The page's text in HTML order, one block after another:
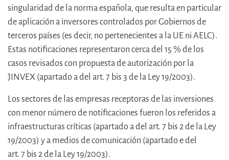
singularidad de la norma española, que resulta en particular
de aplicación a inversores controlados por Gobiernos de
terceros países (es decir, no pertenecientes a la UE ni AELC).
Estas notificaciones representaron cerca del 15 % de los
casos revisados con propuesta de autorización por la
JINVEX (apartado a del art. 7 bis 3 de la Ley 19/2003).
Los sectores de las empresas receptoras de las inversiones
con menor número de notificaciones fueron los referidos a
infraestructuras críticas (apartado a del art. 7 bis 2 de la Ley
19/2003) y a medios de comunicación (apartado e del
art. 7 bis 2 de la Ley 19/2003).